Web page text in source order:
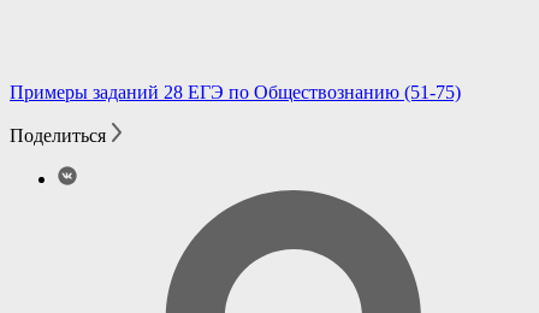
Примеры заданий 28 ЕГЭ по Обществознанию (51-75)
Поделиться